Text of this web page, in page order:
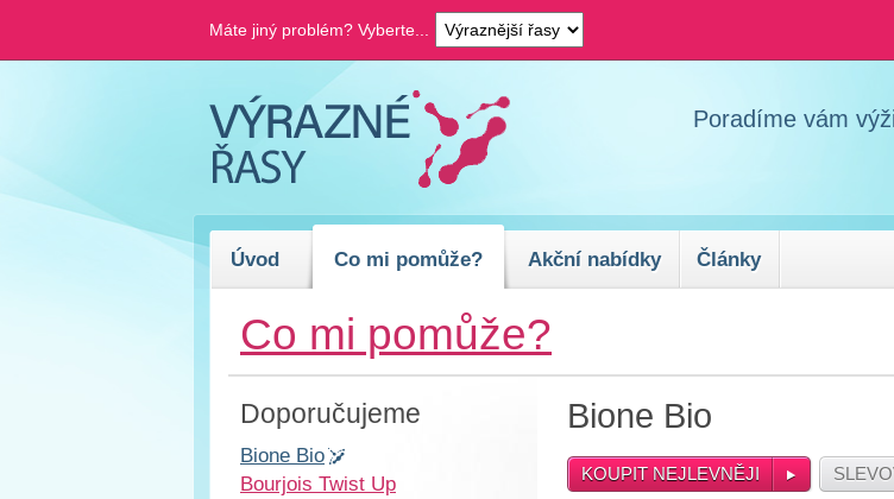
Máte jiný problém? Vyberte...
Poradíme vám
Úvod Co mi pomůže? Akční nabídky Články
Co mi pomůže?
Doporučujeme
Bione Bio
Bourjois Twist Up
Bione Bio
KOUPIT NEJLEVNĚJI